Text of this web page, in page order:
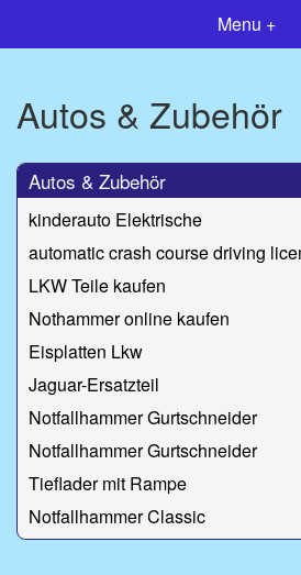
Menu +
Autos & Zubehör
Autos & Zubehör
kinderauto Elektrische
automatic crash course driving
LKW Teile kaufen
Nothammer online kaufen
Eisplatten Lkw
Jaguar-Ersatzteil
Notfallhammer Gurtschneider
Notfallhammer Gurtschneider
Tieflader mit Rampe
Notfallhammer Classic